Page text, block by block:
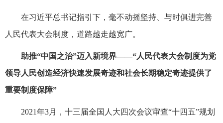
在习近平总书记指引下，毫不动摇坚持、与时俱进完善
人民代表大会制度，道路越走越宽广。
助推“中国之治”迈入新境界——“人民代表大会制度为党
领导人民创造经济快速发展奇迹和社会长期稳定奇迹提供了
重要制度保障”
2021年3月，十三届全国人大四次会议审查“十四五”规划